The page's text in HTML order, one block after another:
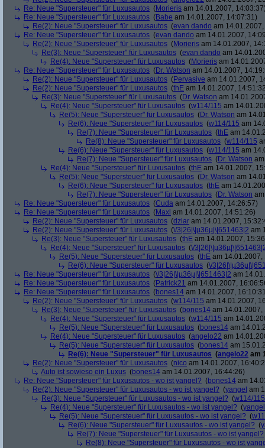
Re: Neue "Supersteuer" für Luxusautos (Morieris am 14.01.2007,
Re: Neue "Supersteuer" für Luxusautos (Babe am 14.01.2007, 14:07:31)
Re(2): Neue "Supersteuer" für Luxusautos (evan dando am
Re: Neue "Supersteuer" für Luxusautos (evan dando am 14.01.2007,
Re(2): Neue "Supersteuer" für Luxusautos (Morieris am 14.01.2007,
Re(3): Neue "Supersteuer" für Luxusautos (evan dando am
Re(4): Neue "Supersteuer" für Luxusautos (Morieris am
Re: Neue "Supersteuer" für Luxusautos (Dr. Watson am 14.01.2007,
Re(2): Neue "Supersteuer" für Luxusautos (Pervasive am 14.01.2007,
Re(2): Neue "Supersteuer" für Luxusautos (thE am 14.01.2007,
Re(3): Neue "Supersteuer" für Luxusautos (Dr. Watson am
Re(4): Neue "Supersteuer" für Luxusautos (w114/115 am
Re(5): Neue "Supersteuer" für Luxusautos (Dr. Watson am
Re(6): Neue "Supersteuer" für Luxusautos (w114/115 am
Re(7): Neue "Supersteuer" für Luxusautos (thE am
Re(8): Neue "Supersteuer" für Luxusautos (w114/115
Re(6): Neue "Supersteuer" für Luxusautos (w114/115 am
Re(7): Neue "Supersteuer" für Luxusautos (Dr. Watson
Re(4): Neue "Supersteuer" für Luxusautos (thE am 14.01.2007,
Re(5): Neue "Supersteuer" für Luxusautos (Dr. Watson am
Re(6): Neue "Supersteuer" für Luxusautos (thE am
Re(7): Neue "Supersteuer" für Luxusautos (Dr. Watson
Re: Neue "Supersteuer" für Luxusautos (Cuda am 14.01.2007, 14:26:57)
Re: Neue "Supersteuer" für Luxusautos (Maxl am 14.01.2007, 14:51:26)
Re(2): Neue "Supersteuer" für Luxusautos (dziar am 14.01.2007,
Re(2): Neue "Supersteuer" für Luxusautos (\/3|26|\|µ36µ|\|651463|2 am
Re(3): Neue "Supersteuer" für Luxusautos (thE am 14.01.2007,
Re(4): Neue "Supersteuer" für Luxusautos (\/
Re(5): Neue "Supersteuer" für Luxusautos (thE am 14.01.2007,
Re(6): Neue "Supersteuer" für Luxusautos (\/
Re: Neue "Supersteuer" für Luxusautos (\/3|26|\|µ36µ|\|651463|2 am
Re: Neue "Supersteuer" für Luxusautos (Patrick21 am 14.01.2007,
Re: Neue "Supersteuer" für Luxusautos (bones14 am 14.01.2007,
Re(2): Neue "Supersteuer" für Luxusautos (w114/115 am 14.01.2007,
Re(3): Neue "Supersteuer" für Luxusautos (bones14 am 14.01.2007,
Re(4): Neue "Supersteuer" für Luxusautos (w114/115 am
Re(5): Neue "Supersteuer" für Luxusautos (bones14 am
Re(4): Neue "Supersteuer" für Luxusautos (angelo22 am
Re(5): Neue "Supersteuer" für Luxusautos (bones14 am
Re(6): Neue "Supersteuer" für Luxusautos (angelo22 am
Re(2): Neue "Supersteuer" für Luxusautos (nico am 14.01.2007,
Auto ist sowieso ein Luxus (bones14 am 14.01.2007, 16:44:26)
Re: Neue "Supersteuer" für Luxusautos - wo ist yangel? (bones14 am
Re(2): Neue "Supersteuer" für Luxusautos - wo ist yangel? (yangel am
Re(3): Neue "Supersteuer" für Luxusautos - wo ist yangel? (w114/115
Re(4): Neue "Supersteuer" für Luxusautos - wo ist yangel? (yangel
Re(5): Neue "Supersteuer" für Luxusautos - wo ist yangel? (
Re(6): Neue "Supersteuer" für Luxusautos - wo ist yangel? (
Re(7): Neue "Supersteuer" für Luxusautos - wo ist yangel?
Re(8): Neue "Supersteuer" für Luxusautos - wo ist